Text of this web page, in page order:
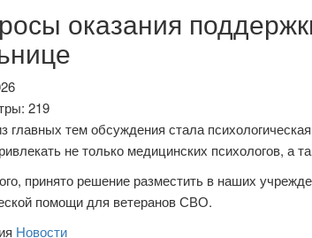
оказания
219
главных тем обсуждения стала
не только медицинских психологов, а
принято решение разместить в наших
помощи для ветеранов СВО.
Новости